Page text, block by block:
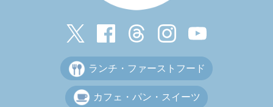
ランチ・ファーストフード
カフェ・パン・スイーツ